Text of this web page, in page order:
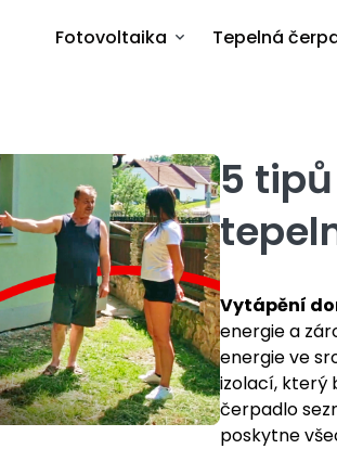
Fotovoltaika Tepelná
5
Vytápění
energie a
energie ve
izolací, který
čerpadlo
poskytne